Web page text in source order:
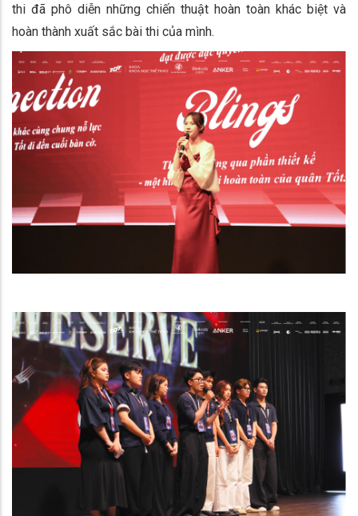
thi đã phô diễn những chiến thuật hoàn toàn khác biệt và
hoàn thành xuất sắc bài thi của mình.